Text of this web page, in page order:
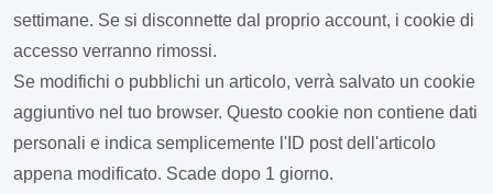
settimane. Se si disconnette dal proprio account, i cookie di
accesso verranno rimossi.
Se modifichi o pubblichi un articolo, verrà salvato un cookie
aggiuntivo nel tuo browser. Questo cookie non contiene dati
personali e indica semplicemente l'ID post dell'articolo
appena modificato. Scade dopo 1 giorno.